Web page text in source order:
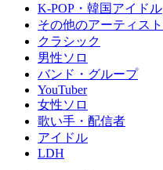
K-POP・韓国アイドル
その他のアーティスト
クラシック
男性ソロ
バンド・グループ
YouTuber
女性ソロ
歌い手・配信者
アイドル
LDH